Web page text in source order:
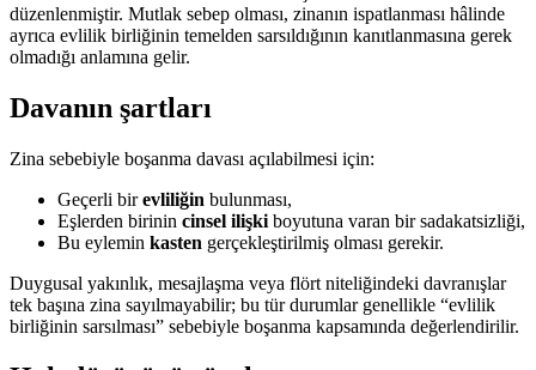
düzenlenmiştir. Mutlak sebep olması, zinanın ispatlanması hâlinde
ayrıca evlilik birliğinin temelden sarsıldığının kanıtlanmasına gerek
olmadığı anlamına gelir.
Davanın şartları
Zina sebebiyle boşanma davası açılabilmesi için:
Geçerli birevliliğin bulunması,
Eşlerden birinin cinsel ilişki boyutuna varan bir sadakatsizliği,
Bu eylemin kasten gerçekleştirilmiş olması gerekir.
Duygusal yakınlık, mesajlaşma veya flört niteliğindeki davranışlar
tek başına zina sayılmayabilir; bu tür durumlar genellikle “evlilik
birliğinin sarsılması” sebebiyle boşanma kapsamında değerlendirilir.